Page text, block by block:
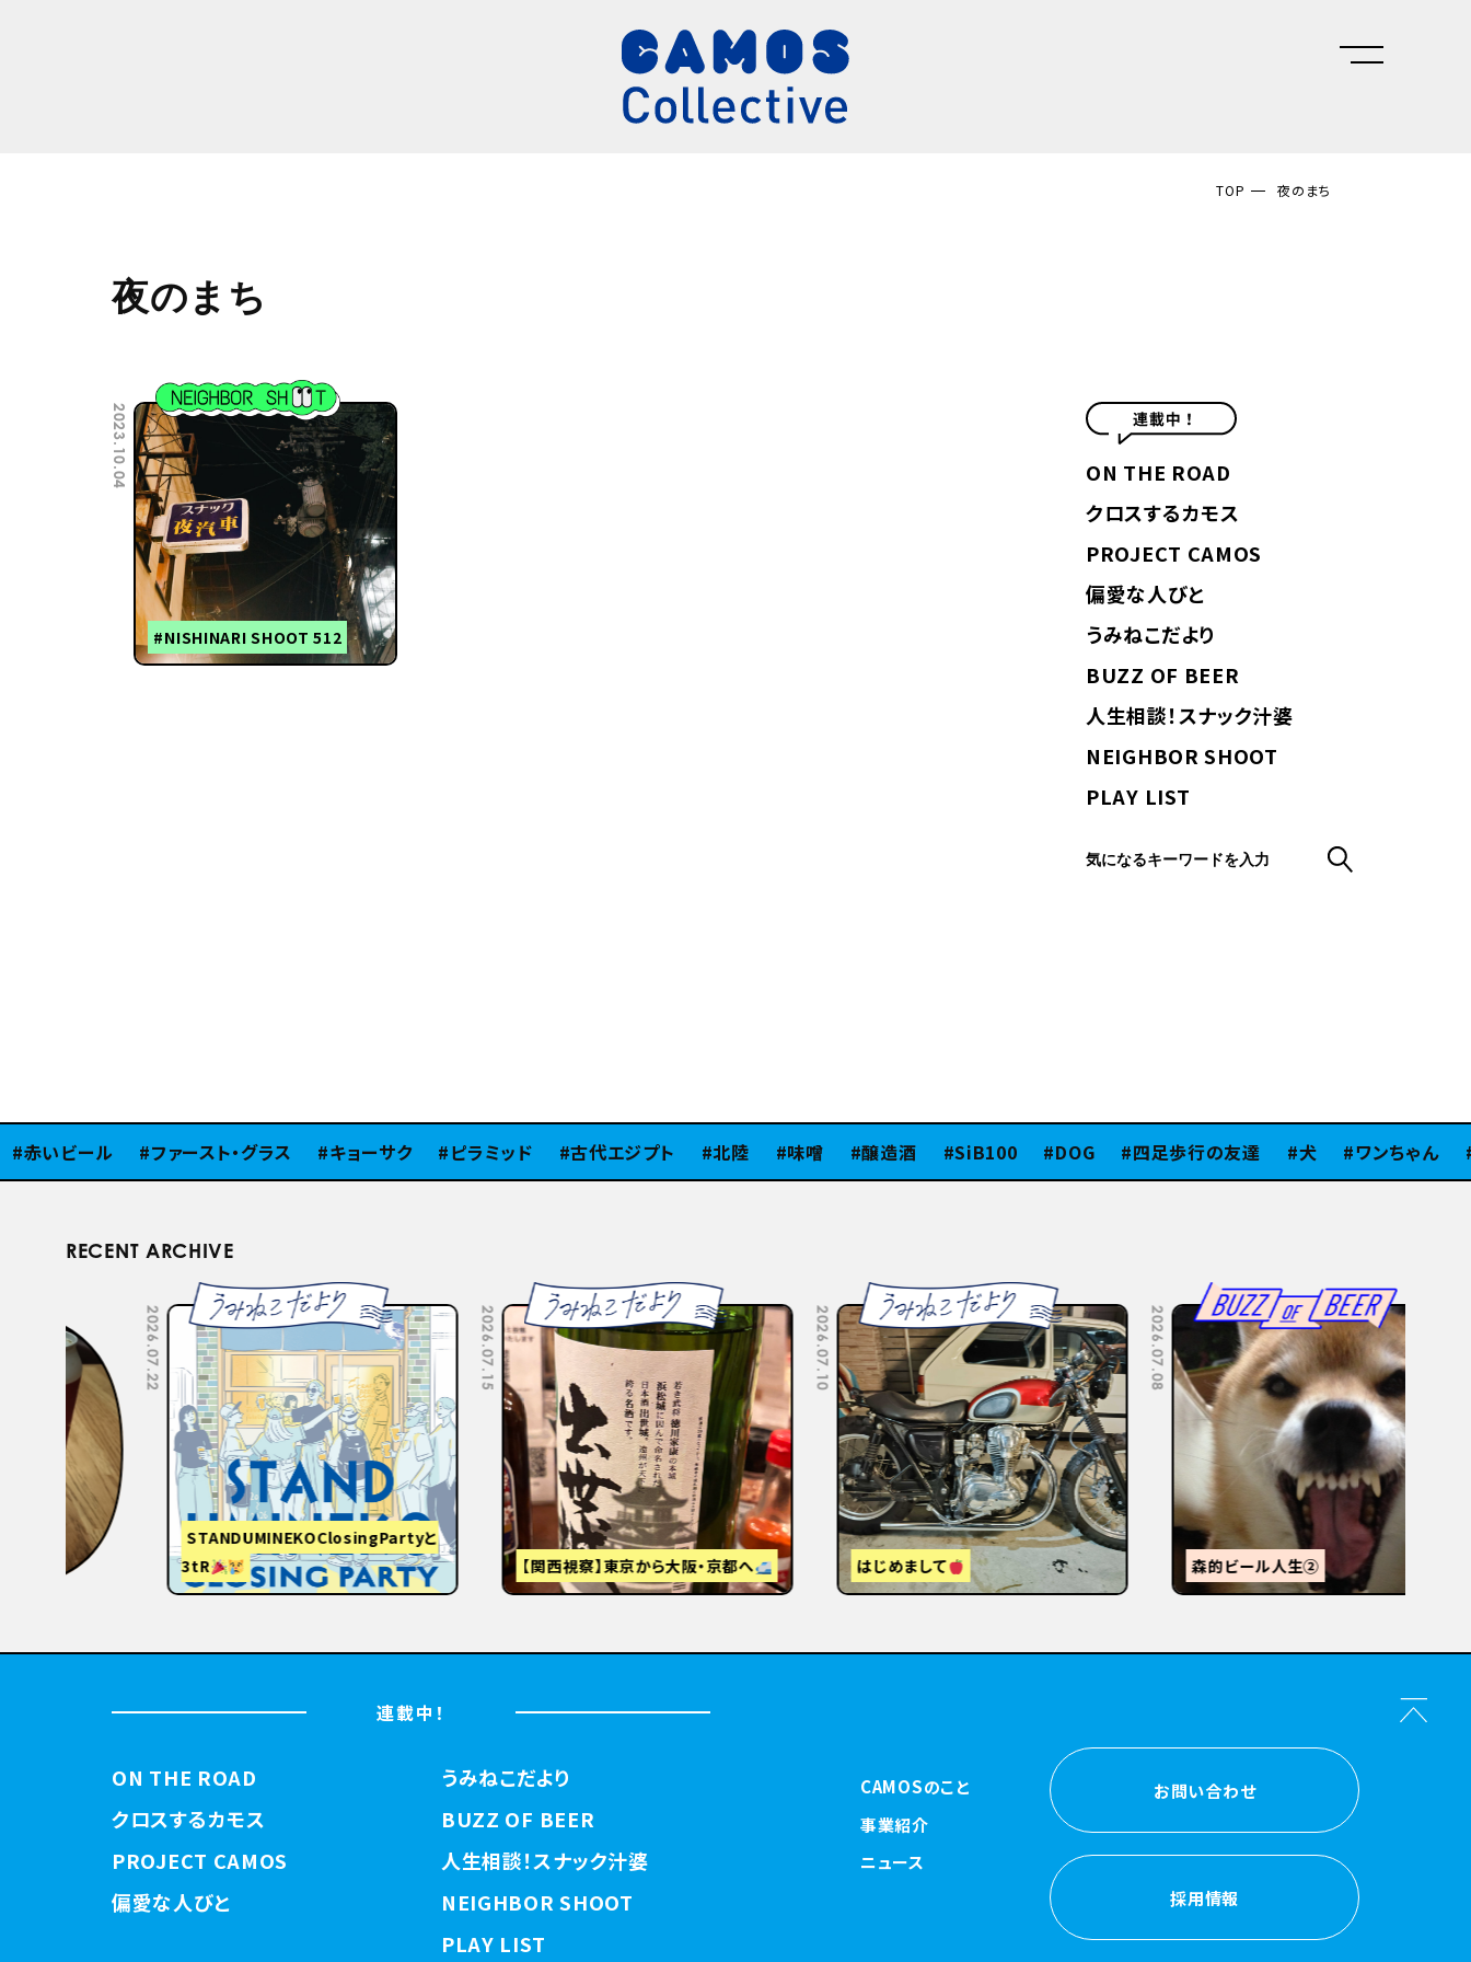
TOP 夜のまち
夜のまち
2023.10.04
#NISHINARI SHOOT 512
ON THE ROAD
クロスするカモス
PROJECT CAMOS
偏愛な人びと
うみねこだより
BUZZ OF BEER
人生相談！スナック汁婆
NEIGHBOR SHOOT
PLAY LIST
いビール ファースト・グラス キョーサク ピラミッド 古代エジプト 北陸 味噌 醸造酒 SiB100 DOG 四足歩行の友達 犬 ワンちゃん
RECENT ARCHIVE
2026.07.22
STANDUMINEKOClosingPartyと
2026.07.15
【関西視察】東京から大阪・京都へ
2026.07.10
はじめまして
2026.07.08
森的ビール人生②
2026.07.06
連載中！
ON THE ROAD
クロスするカモス
PROJECT CAMOS
偏愛な人びと
うみねこだより
BUZZ OF BEER
人生相談！スナック汁婆
NEIGHBOR SHOOT
PLAY LIST
CAMOSのこと
事業紹介
ニュース
お問い合わせ
採用情報